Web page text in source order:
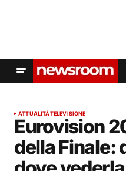
ATTUALITÀTELEVISIONE
Eurovision
della Finale: